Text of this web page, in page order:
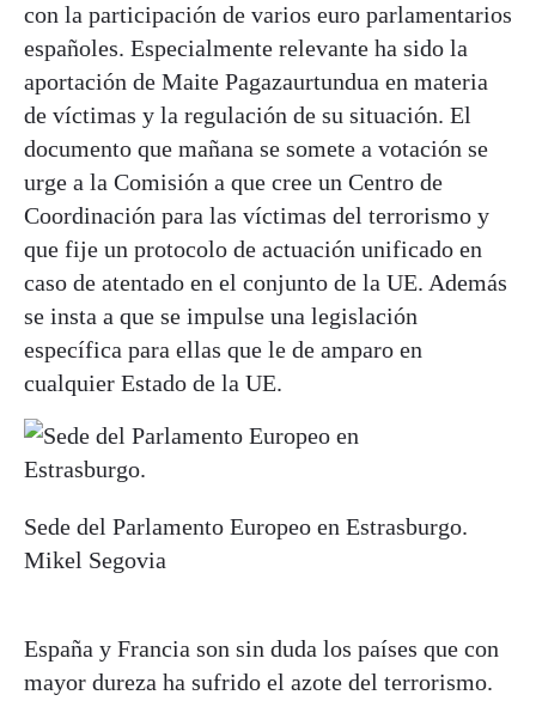
con la participación de varios euro parlamentarios
españoles. Especialmente relevante ha sido la
aportación de Maite Pagazaurtundua en materia
de víctimas y la regulación de su situación. El
documento que mañana se somete a votación se
urge a la Comisión a que cree un Centro de
Coordinación para las víctimas del terrorismo y
que fije un protocolo de actuación unificado en
caso de atentado en el conjunto de la UE. Además
se insta a que se impulse una legislación
específica para ellas que le de amparo en
cualquier Estado de la UE.
Sede del Parlamento Europeo en Estrasburgo.
Mikel Segovia
España y Francia son sin duda los países que con
mayor dureza ha sufrido el azote del terrorismo.